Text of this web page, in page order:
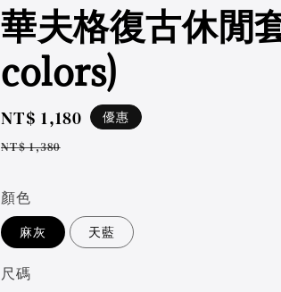
華夫格復古休閒
colors)
Sale
price
NT$ 1,180
Regular
NT$ 1,380
優惠
顏色
麻灰 天藍
尺碼